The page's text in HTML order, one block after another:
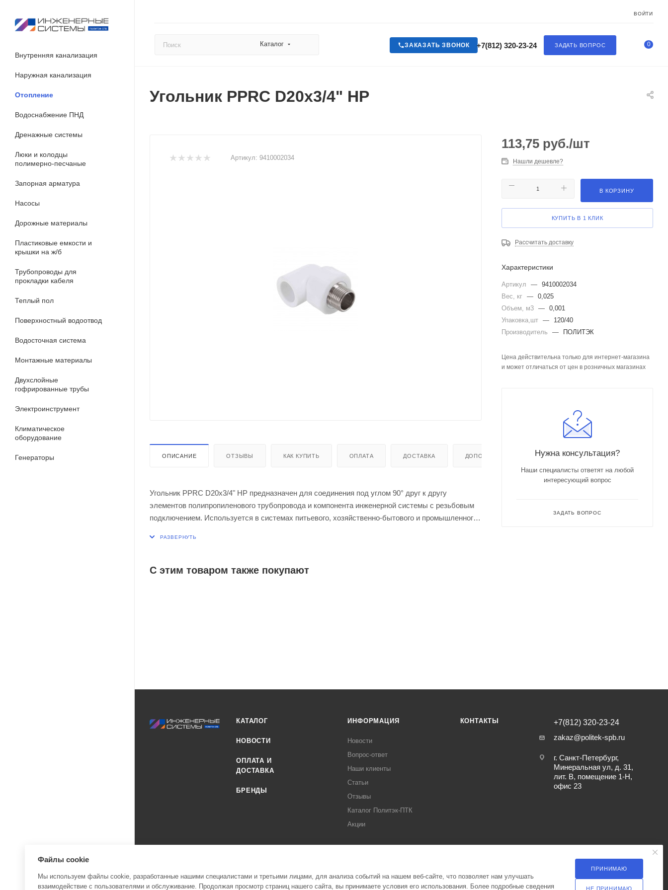
ВОЙТИ
Каталог ЗАДАТЬ ВОПРОС
+7(812) 320-23-24
ЗАКАЗАТЬ ЗВОНОК 0
Внутренняя канализация
Наружная канализация
Отопление
Водоснабжение ПНД
Дренажные системы
Люки и колодцы
полимерно-песчаные
Запорная арматура
Насосы
Дорожные материалы
Пластиковые емкости и
крышки на ж/б
Трубопроводы для
прокладки кабеля
Теплый пол
Поверхностный водоотвод
Водосточная система
Монтажные материалы
Двухслойные
гофрированные трубы
Электроинструмент
Климатическое
оборудование
Генераторы
Угольник PPRC D20х3/4" НР
Артикул: 9410002034
ОПИСАНИЕ ОТЗЫВЫ КАК КУПИТЬ ОПЛАТА ДОСТАВКА ДОПОЛНИТЕЛЬНО
Угольник PPRC D20х3/4" НР предназначен для соединения под углом 90° друг к другу
элементов полипропиленового трубопровода и компонента инженерной системы с резьбовым
подключением. Используется в системах питьевого, хозяйственно-бытового и промышленного
С этим товаром также покупают
113,75 руб./шт
Нашли дешевле?
В КОРЗИНУ
КУПИТЬ В 1 КЛИК
Рассчитать доставку
Характеристики
Артикул — 9410002034
Вес, кг — 0,025
Объем, м3 — 0,001
Упаковка,шт —
120/40
Производитель
— ПОЛИТЭК
Цена действительна только для интернет-магазина
и может отличаться от цен в розничных магазинах
Нужна консультация?
Наши специалисты ответят на любой
интересующий вопрос
ЗАДАТЬ ВОПРОС
КАТАЛОГ
НОВОСТИ
ОПЛАТА И
ДОСТАВКА
БРЕНДЫ
ИНФОРМАЦИЯ
Новости
Вопрос-ответ
Наши клиенты
Статьи
Отзывы
Каталог Политэк-ПТК
Акции
КОНТАКТЫ
+7(812) 320-23-24
zakaz@politek-spb.ru
г. Санкт-Петербург,
Минеральная ул, д. 31,
лит. В, помещение 1-Н,
офис 23
Файлы cookie
Мы используем файлы cookie, разработанные нашими специалистами и третьими лицами, для анализа событий на нашем веб-сайте, что позволяет нам улучшать
взаимодействие с пользователями и обслуживание. Продолжая просмотр страниц нашего сайта, вы принимаете условия его использования. Более подробные сведения
ПРИНИМАЮ
НЕ ПРИНИМАЮ